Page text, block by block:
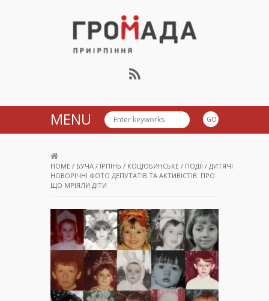
Громада Приірпіння
MENU
HOME / БУЧА / ІРПІНЬ / КОЦЮБИНСЬКЕ / ПОДІЇ / ДИТЯЧІ
НОВОРІЧНІ ФОТО ДЕПУТАТІВ ТА АКТИВІСТІВ: ПРО
ЩО МРІЯЛИ ДІТИ